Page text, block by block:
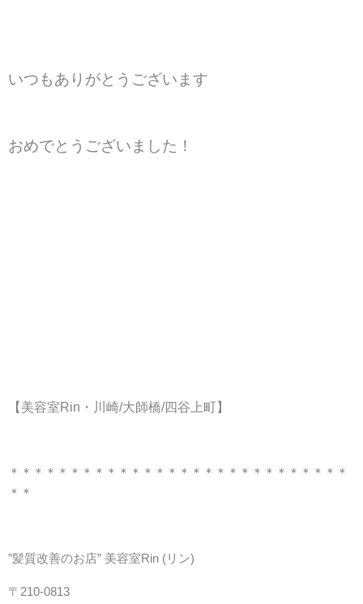
いつもありがとうございます
おめでとうございました！
【 美容室Rin・川崎/大師橋/四谷上町】
＊＊＊＊＊＊＊＊＊＊＊＊＊＊＊＊＊＊＊＊＊＊＊＊＊＊＊＊
＊＊
”髪質改善のお店” 美容室Rin (リン)
〒210-0813